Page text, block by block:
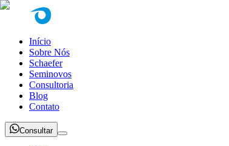
Início
Sobre Nós
Schaefer
Seminovos
Consultoria
Blog
Contato
Consultar